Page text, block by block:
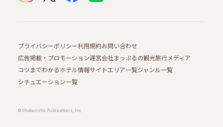
プライバシーポリシー利用規約お問い合わせ
広告掲載・プロモーション運営会社まっぷるの観光旅行メディア
コツまでわかるホテル情報サイトエリア一覧ジャンル一覧
シチュエーション一覧
© Shobunsha Publications, Inc.